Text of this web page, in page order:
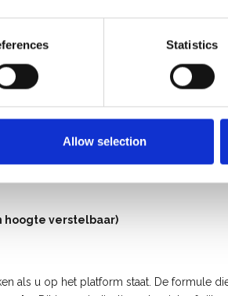
Statistics
Allow selection
hoogte verstelbaar)
als u op het platform staat. De formule